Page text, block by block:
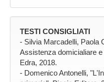
TESTI CONSIGLIATI
- Silvia Marcadelli, Paola
Assistenza domicialiare
Edra, 2018.
- Domenico Antonelli,